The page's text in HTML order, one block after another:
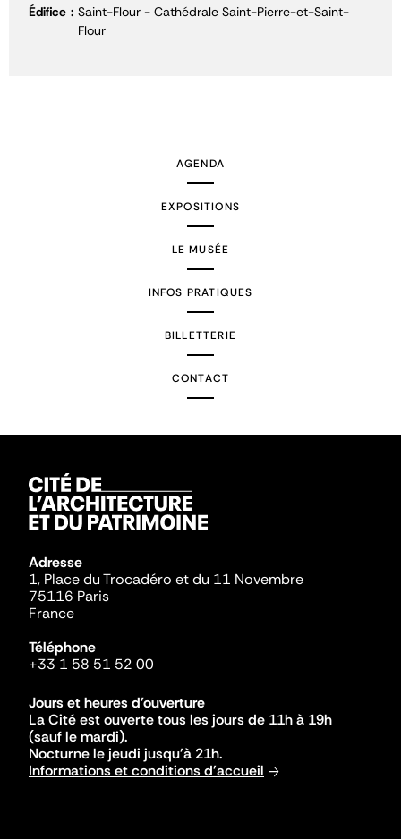
Édifice
Saint-Flour - Cathédrale Saint-Pierre-et-Saint-
Flour
AGENDA
EXPOSITIONS
LE MUSÉE
INFOS PRATIQUES
BILLETTERIE
CONTACT
Adresse
1, Place du Trocadéro et du 11 Novembre
75116 Paris
France
Téléphone
+33 1 58 51 52 00
Jours et heures d'ouverture
La Cité est ouverte tous les jours de 11h à 19h
(sauf le mardi).
Nocturne le jeudi jusqu'à 21h.
Informations et conditions d'accueil